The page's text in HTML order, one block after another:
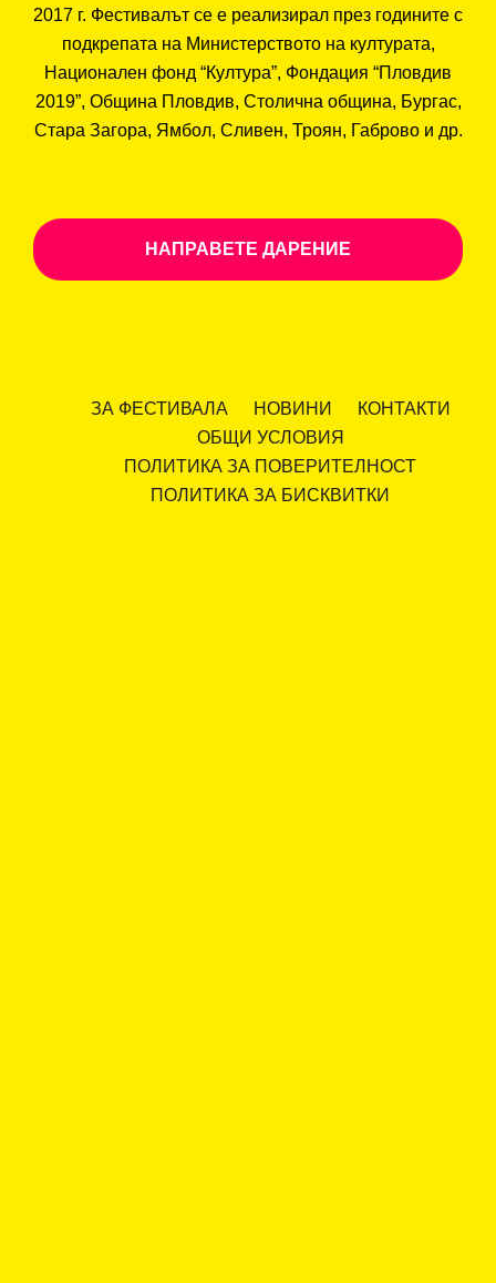
2017 г. Фестивалът се е реализирал през годините с
подкрепата на Министерството на културата,
Национален фонд “Култура”, Фондация “Пловдив
2019”, Община Пловдив, Столична община, Бургас,
Стара Загора, Ямбол, Сливен, Троян, Габрово и др.
НАПРАВЕТЕ ДАРЕНИЕ
ЗА ФЕСТИВАЛА НОВИНИ
КОНТАКТИ
ОБЩИ УСЛОВИЯ
ПОЛИТИКА ЗА ПОВЕРИТЕЛНОСТ
ПОЛИТИКА ЗА БИСКВИТКИ